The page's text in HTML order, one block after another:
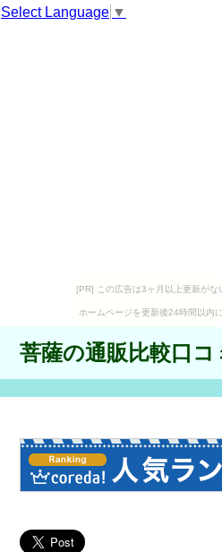
Select Language ▼
[PR] この広告は3ヶ月以上更新がな
ホームページを更新後24時間以内
菩薩の通販比較口コ